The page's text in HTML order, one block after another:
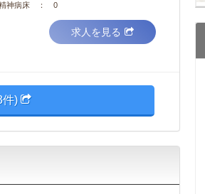
神病床 ： 0
求人を見る
件)